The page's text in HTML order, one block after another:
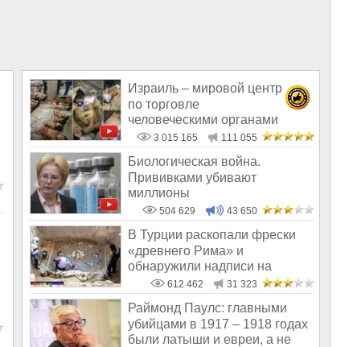
Израиль – мировой центр
по торговле
человеческими органами
3 015 165 111 055
Биологическая война.
Прививками убивают
миллионы
504 629 43 650
В Турции раскопали фрески
«древнего Рима» и
обнаружили надписи на
Русском!612 462 31 323
Раймонд Паулс: главными
убийцами в 1917 – 1918 годах
были латыши и евреи, а не